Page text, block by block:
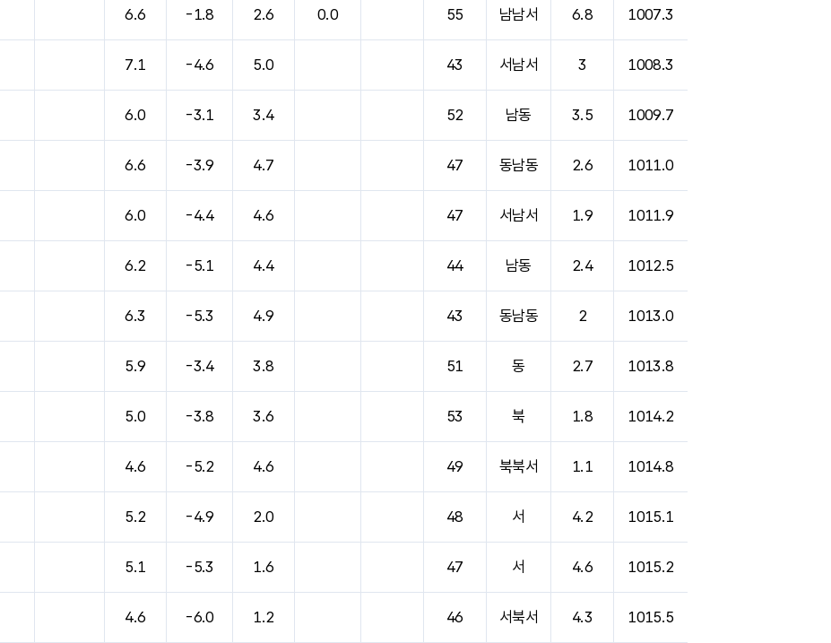
6.6 -1.8 2.6 0.0 55 남남서 6.8 1007.3
7.1 -4.6 5.0 43 서남서 3 1008.3
6.0 -3.1 3.4 52 남동 3.5 1009.7
6.6 -3.9 4.7 47 동남동 2.6 1011.0
6.0 -4.4 4.6 47 서남서 1.9 1011.9
6.2 -5.1 4.4 44 남동 2.4 1012.5
6.3 -5.3 4.9 43 동남동 2 1013.0
5.9 -3.4 3.8 51 동 2.7 1013.8
5.0 -3.8 3.6 53 북 1.8 1014.2
4.6 -5.2 4.6 49 북북서 1.1 1014.8
5.2 -4.9 2.0 48 서 4.2 1015.1
5.1 -5.3 1.6 47 서 4.6 1015.2
4.6 -6.0 1.2 46 서북서 4.3 1015.5